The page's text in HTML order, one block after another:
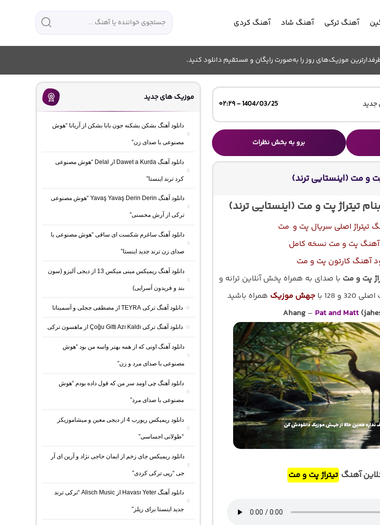
آهنگ ترکی آهنگ شاد آهنگ کردی
موزیک‌های روز را به‌صورت رایگان و مستقیم دانلود کنید.
1404/03/25 - ۰۲:۲۹
برو به بخش نظرات
و مت (اینستایی ترند)
تیتراژ پت و مت (اینستایی ترند)
تیتراژ اصلی سریال پت و مت
آهنگ پت و مت نسخه کامل
آهنگ کارتون پت و مت
پت و مت با صدای به همراه پخش آنلاین ترانه و
128 با
جهش موزیک همراه باشید
Ahang – Pat and Matt
آهنگ تیتراژ پت و مت
موزیک های جدید
دانلود آهنگ بشکن بشکنه جون بابا بشکن از آریانا “هوش
مصنوعی با صدای زن”
دانلود آهنگ Dawet a Kurda از Delal “هوش مصنوعی
کرد ترند اینستا”
دانلود آهنگ Yavaş Yavaş Derin Derin “هوش مصنوعی
ترکی از آرش محسنی”
دانلود آهنگ ساغرم شکست ای ساقی “هوش مصنوعی با
صدای زن ترند جدید اینستا”
دانلود آهنگ ریمیکس مینی میکس 13 از دیجی آلیزو (سون
بند و فریدون آسرایی)
دانلود آهنگ ترکی TEYRA از مصطفی ججلی و آسمیناتا
دانلود آهنگ ترکی Çoğu Gitti Azı Kaldı از ماهسون ترکی
دانلود آهنگ اونی که از همه بهتر واسه من بود “هوش
مصنوعی با صدای مرد و زن”
دانلود آهنگ چی اومد سر من که قول داده بودم “هوش
مصنوعی با صدای مرد”
دانلود ریمیکس ریورب 4 از دیجی معین و میشاموزیکز
“طولانی احساسی”
دانلود ریمیکس جای زخم از ایمان حاجی نژاد و آرین ای آر
جی “رپی ترکی کردی”
دانلود آهنگ Havası Yeter از Alisch Music “ترکی ترند
جدید اینستا برای ریلز”